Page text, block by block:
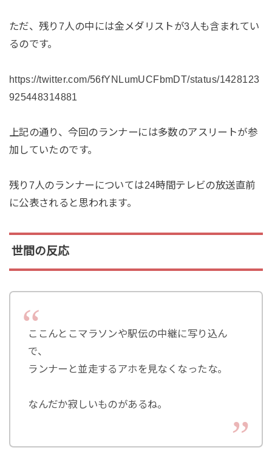
ただ、残り7人の中には金メダリストが3人も含まれてい
るのです。
https://twitter.com/56fYNLumUCFbmDT/status/1428123
925448314881
上記の通り、今回のランナーには多数のアスリートが参
加していたのです。
残り7人のランナーについては24時間テレビの放送直前
に公表されると思われます。
世間の反応
ここんとこマラソンや駅伝の中継に写り込ん
で、
ランナーと並走するアホを見なくなったな。
なんだか寂しいものがあるね。